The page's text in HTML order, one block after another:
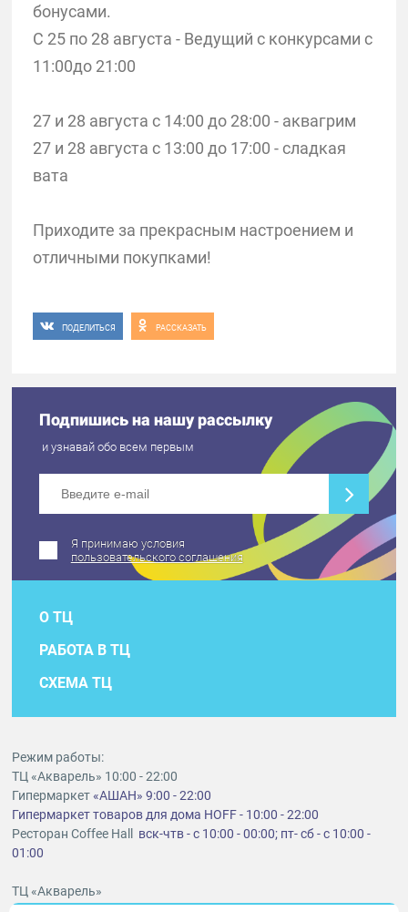
бонусами.
С 25 по 28 августа - Ведущий с конкурсами с
11:00до 21:00
27 и 28 августа с 14:00 до 28:00 - аквагрим
27 и 28 августа с 13:00 до 17:00 - сладкая
вата
Приходите за прекрасным настроением и
отличными покупками!
ПОДЕЛИТЬСЯ РАССКАЗАТЬ
Подпишись на нашу рассылку
и узнавай обо всем первым
Я принимаю условия
пользовательского соглашения
О ТЦ
РАБОТА В ТЦ
СХЕМА ТЦ
Режим работы:
ТЦ «Акварель» 10:00 - 22:00
Гипермаркет«АШАН» 9:00 - 22:00
Гипермаркет товаров для дома HOFF - 10:00 - 22:00
Ресторан Coffee Hall вск-чтв - с 10:00 - 00:00; пт- сб - с 10:00 -
01:00
ТЦ «Акварель»